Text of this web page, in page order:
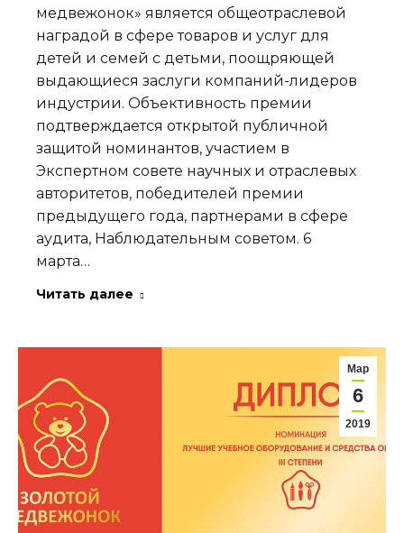
медвежонок» является общеотраслевой
наградой в сфере товаров и услуг для
детей и семей с детьми, поощряющей
выдающиеся заслуги компаний-лидеров
индустрии. Объективность премии
подтверждается открытой публичной
защитой номинантов, участием в
Экспертном совете научных и отраслевых
авторитетов, победителей премии
предыдущего года, партнерами в сфере
аудита, Наблюдательным советом. 6
марта…
Читать далее
Мар
6
2019